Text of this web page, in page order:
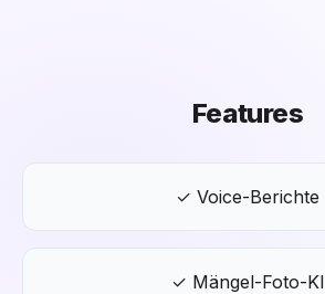
Features
✓ Voice-Berichte
✓ Mängel-Foto-KI